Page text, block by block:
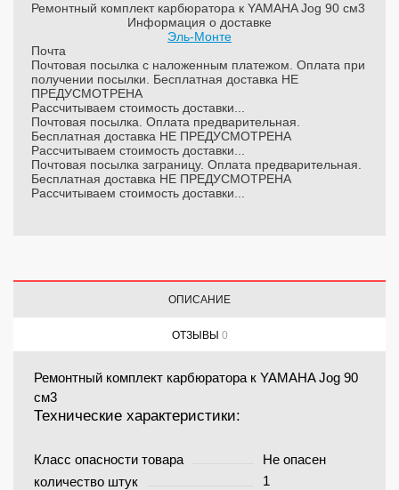
Ремонтный комплект карбюратора к YAMAHA Jog 90 см3
Информация о доставке
Эль-Монте
Почта
Почтовая посылка с наложенным платежом. Оплата при
получении посылки. Бесплатная доставка НЕ
ПРЕДУСМОТРЕНА
Рассчитываем стоимость доставки...
Почтовая посылка. Оплата предварительная.
Бесплатная доставка НЕ ПРЕДУСМОТРЕНА
Рассчитываем стоимость доставки...
Почтовая посылка заграницу. Оплата предварительная.
Бесплатная доставка НЕ ПРЕДУСМОТРЕНА
Рассчитываем стоимость доставки...
ОПИСАНИЕ
ОТЗЫВЫ 0
Ремонтный комплект карбюратора к YAMAHA Jog 90
см3
Технические характеристики:
Класс опасности товара
Не опасен
количество штук
1